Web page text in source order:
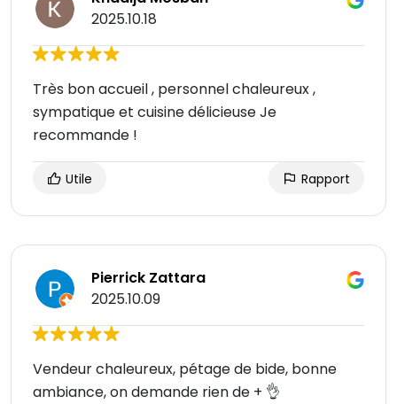
2025.10.18
Très bon accueil , personnel chaleureux ,
sympatique et cuisine délicieuse Je
recommande !
Utile Rapport
Pierrick Zattara
2025.10.09
Vendeur chaleureux, pétage de bide, bonne
ambiance, on demande rien de + 👌